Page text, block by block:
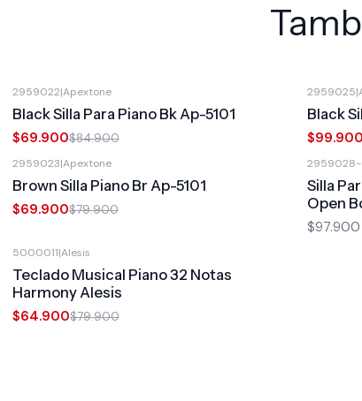
2959022|Apextone
Black Silla Para Piano Bk Ap-5101
$69.900$84.900
2959025|
Black
2959023|Apextone
Brown Silla Piano Br Ap-5101
$69.900$79.900
2959028-
Silla
Open
$97.900
5000011|Alesis
Teclado Musical Piano 32 Notas
Harmony Alesis
$64.900$79.900